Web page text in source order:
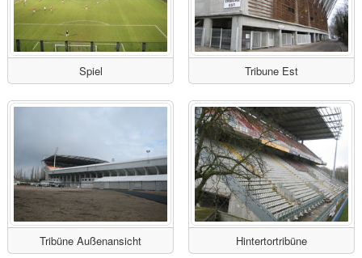
Spiel Tribune Est
Tribüne Außenansicht Hintertortribüne